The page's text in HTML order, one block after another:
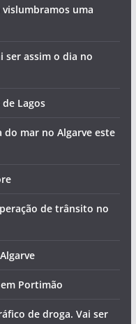
uma
ser assim o dia no
Lagos
mar no Algarve este
de trânsito no
Portimão
de droga. Vai ser